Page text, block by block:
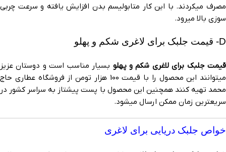
مصرف میکردند. با این کار متابولیسم بدن افزایش یافته و سرعت چربی
سوزی بالا میرود.
D- قیمت جلبک برای لاغری شکم و پهلو
قیمت جلبک برای لاغری شکم و پهلو بسیار مناسب است و دوستان عزیز
میتوانند این محصول را با قیمت 100 هزار تومن از فروشگاه عطاری حاج
محمد تهیه کنند همچنین این محصول با پست پیشتاز به سراسر کشور در
سریعترین زمان ممکن ارسال میشود.
خواص جلبک دریایی برای لاغری